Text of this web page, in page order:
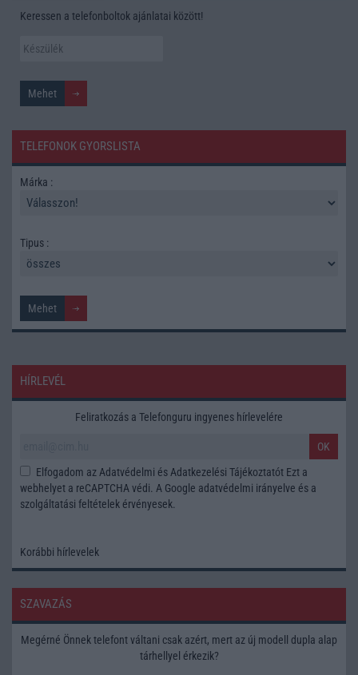
Keressen a telefonboltok ajánlatai között!
TELEFONOK GYORSLISTA
Márka :
Tipus :
HÍRLEVÉL
Feliratkozás a Telefonguru ingyenes hírlevelére
OK
Elfogadom az Adatvédelmi és Adatkezelési Tájékoztatót Ezt a
webhelyet a reCAPTCHA védi. A Google adatvédelmi irányelve és a
szolgáltatási feltételek érvényesek.
Korábbi hírlevelek
SZAVAZÁS
Megérné Önnek telefont váltani csak azért, mert az új modell dupla alap
tárhellyel érkezik?